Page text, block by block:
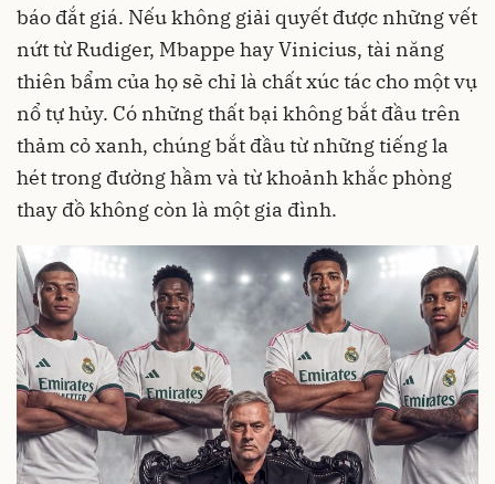
báo đắt giá. Nếu không giải quyết được những vết
nứt từ Rudiger, Mbappe hay Vinicius, tài năng
thiên bẩm của họ sẽ chỉ là chất xúc tác cho một vụ
nổ tự hủy. Có những thất bại không bắt đầu trên
thảm cỏ xanh, chúng bắt đầu từ những tiếng la
hét trong đường hầm và từ khoảnh khắc phòng
thay đồ không còn là một gia đình.